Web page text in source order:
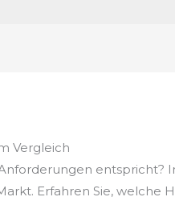
Vergleich
entspricht?
Erfahren Sie, welche